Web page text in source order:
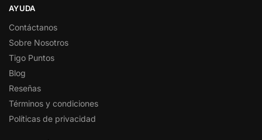
AYUDA
Contáctanos
Sobre Nosotros
Tigo Puntos
Blog
Reseñas
Términos y condiciones
Políticas de privacidad